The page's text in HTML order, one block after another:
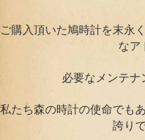
ご購入頂いた鳩時計を末永
なア
必要なメンテ
私たち森の時計の使命でも
誇り